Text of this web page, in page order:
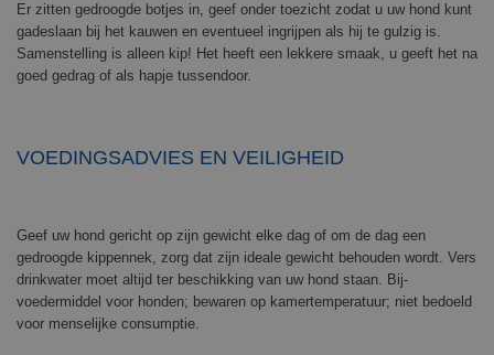
Er zitten gedroogde botjes in, geef onder toezicht zodat u uw hond kunt
gadeslaan bij het kauwen en eventueel ingrijpen als hij te gulzig is.
Samenstelling is alleen kip! Het heeft een lekkere smaak, u geeft het na
goed gedrag of als hapje tussendoor.
VOEDINGSADVIES EN VEILIGHEID
Geef uw hond gericht op zijn gewicht elke dag of om de dag een
gedroogde kippennek, zorg dat zijn ideale gewicht behouden wordt. Vers
drinkwater moet altijd ter beschikking van uw hond staan. Bij-
voedermiddel voor honden; bewaren op kamertemperatuur; niet bedoeld
voor menselijke consumptie.